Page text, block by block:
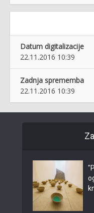
Datum digitalizacije
22.11.2016 10:39
Zadnja sprememba
22.11.2016 10:39